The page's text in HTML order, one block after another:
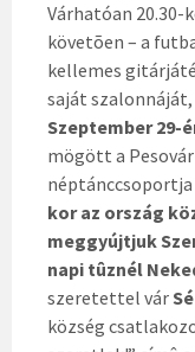
Várhatóan 20.30-
követõen – a
kellemes
saját
Szeptember 29-
mögött a
kor az ország
meggyújtjuk
napi tûznél
szeretettel vár
község